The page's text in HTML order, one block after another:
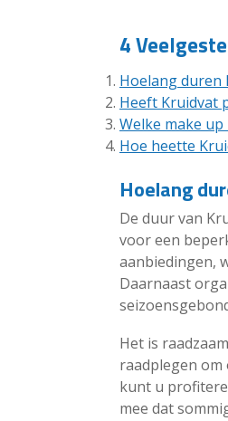
4
Hoelang duren
Heeft Kruidvat
Welke make
Hoe heette
Hoelang
De duur van
voor een
aanbiedingen,
Daarnaast
Het is
raadplegen om
kunt u
mee dat